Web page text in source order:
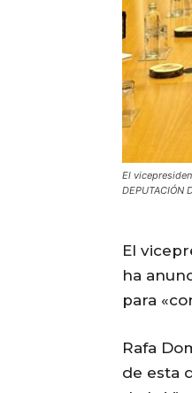
El
DEPUTACIÓN
El
ha
para
Rafa
de esta